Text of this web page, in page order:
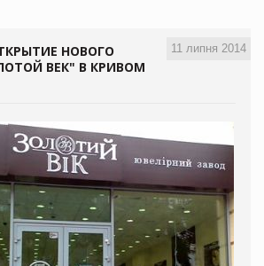
11 липня 2014
НОВОГО
ВЕК" В КРИВОМ